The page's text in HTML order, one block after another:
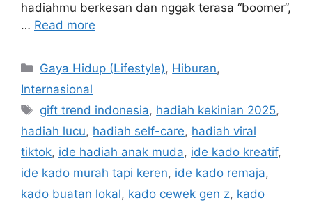
hadiahmu berkesan dan nggak terasa “boomer”,
… Read more
C
a
e
g
o
r
i
Gaya Hidup (Lifestyle), Hiburan,
Internasional
T
a
s
gift trend indonesia, hadiah kekinian 2025,
hadiah lucu, hadiah self-care, hadiah viral
tiktok, ide hadiah anak muda, ide kado kreatif,
ide kado murah tapi keren, ide kado remaja,
kado buatan lokal, kado cewek gen z, kado